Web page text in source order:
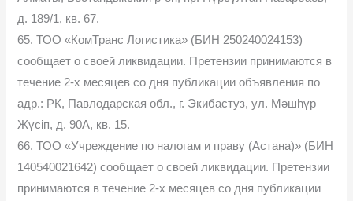
д. 189/1, кв. 67.
65. ТОО «КомТранс Логистика» (БИН 250240024153)
сообщает о своей ликвидации. Претензии принимаются в
течение 2-х месяцев со дня публикации объявления по
адр.: РК, Павлодарская обл., г. Экибастуз, ул. Мәшһүр
Жүсіп, д. 90А, кв. 15.
66. ТОО «Учреждение по налогам и праву (Астана)» (БИН
140540021642) сообщает о своей ликвидации. Претензии
принимаются в течение 2-х месяцев со дня публикации